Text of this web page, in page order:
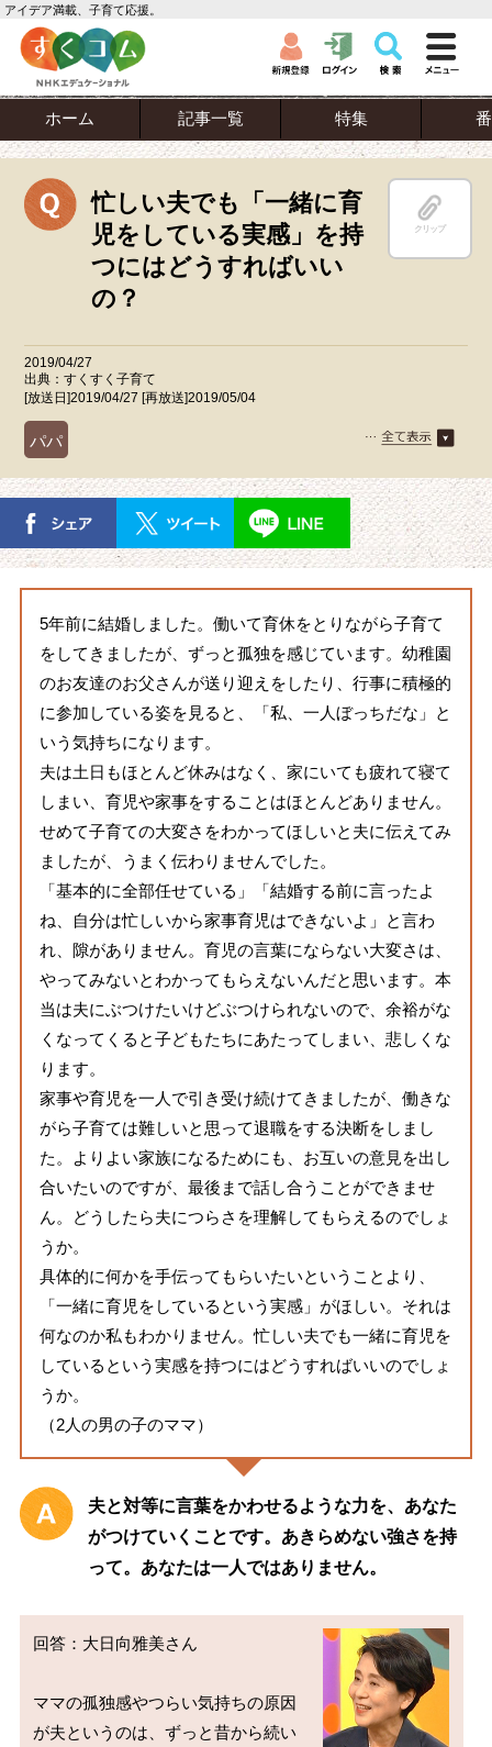
アイデア満載、子育て応援。
ホーム 記事一覧 特集
忙しい夫でも「一緒に育
児をしている実感」を持
つにはどうすればいい
の？
クリップ
2019/04/27
出典：すくすく子育て
[放送日]2019/04/27 [再放送]2019/05/04
パパ
5年前に結婚しました。働いて育休をとりながら子育て
をしてきましたが、ずっと孤独を感じています。幼稚園
のお友達のお父さんが送り迎えをしたり、行事に積極的
に参加している姿を見ると、「私、一人ぼっちだな」と
いう気持ちになります。
夫は土日もほとんど休みはなく、家にいても疲れて寝て
しまい、育児や家事をすることはほとんどありません。
せめて子育ての大変さをわかってほしいと夫に伝えてみ
ましたが、うまく伝わりませんでした。
「基本的に全部任せている」「結婚する前に言ったよ
ね、自分は忙しいから家事育児はできないよ」と言わ
れ、隙がありません。育児の言葉にならない大変さは、
やってみないとわかってもらえないんだと思います。本
当は夫にぶつけたいけどぶつけられないので、余裕がな
くなってくると子どもたちにあたってしまい、悲しくな
ります。
家事や育児を一人で引き受け続けてきましたが、働きな
がら子育ては難しいと思って退職をする決断をしまし
た。よりよい家族になるためにも、お互いの意見を出し
合いたいのですが、最後まで話し合うことができませ
ん。どうしたら夫につらさを理解してもらえるのでしょ
うか。
具体的に何かを手伝ってもらいたいということより、
「一緒に育児をしているという実感」がほしい。それは
何なのか私もわかりません。忙しい夫でも一緒に育児を
しているという実感を持つにはどうすればいいのでしょ
うか。
（2人の男の子のママ）
夫と対等に言葉をかわせるような力を、あなた
がつけていくことです。あきらめない強さを持
って。あなたは一人ではありません。
回答：大日向雅美さん
ママの孤独感やつらい気持ちの原因
が夫というのは、ずっと昔から続い